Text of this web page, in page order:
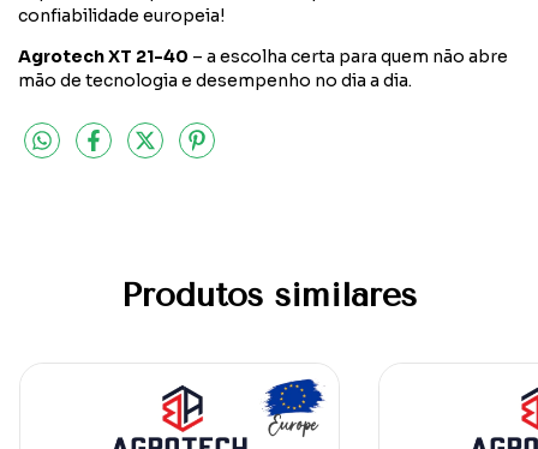
confiabilidade europeia!
Agrotech XT 21-40 – a escolha certa para quem não abre
mão de tecnologia e desempenho no dia a dia.
Produtos similares